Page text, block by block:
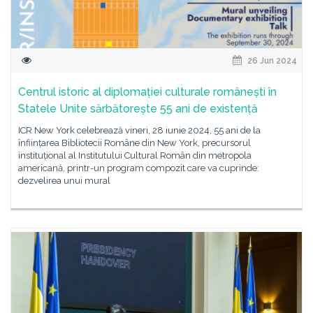
26 Jun 2024
Centrul istoric al diplomației culturale românești în
Statele Unite sărbătorește 55 ani de existență
ICR New York celebrează vineri, 28 iunie 2024, 55 ani de la
înființarea Bibliotecii Române din New York, precursorul
instituțional al Institutului Cultural Român din metropola
americană, printr-un program compozit care va cuprinde:
dezvelirea unui mural